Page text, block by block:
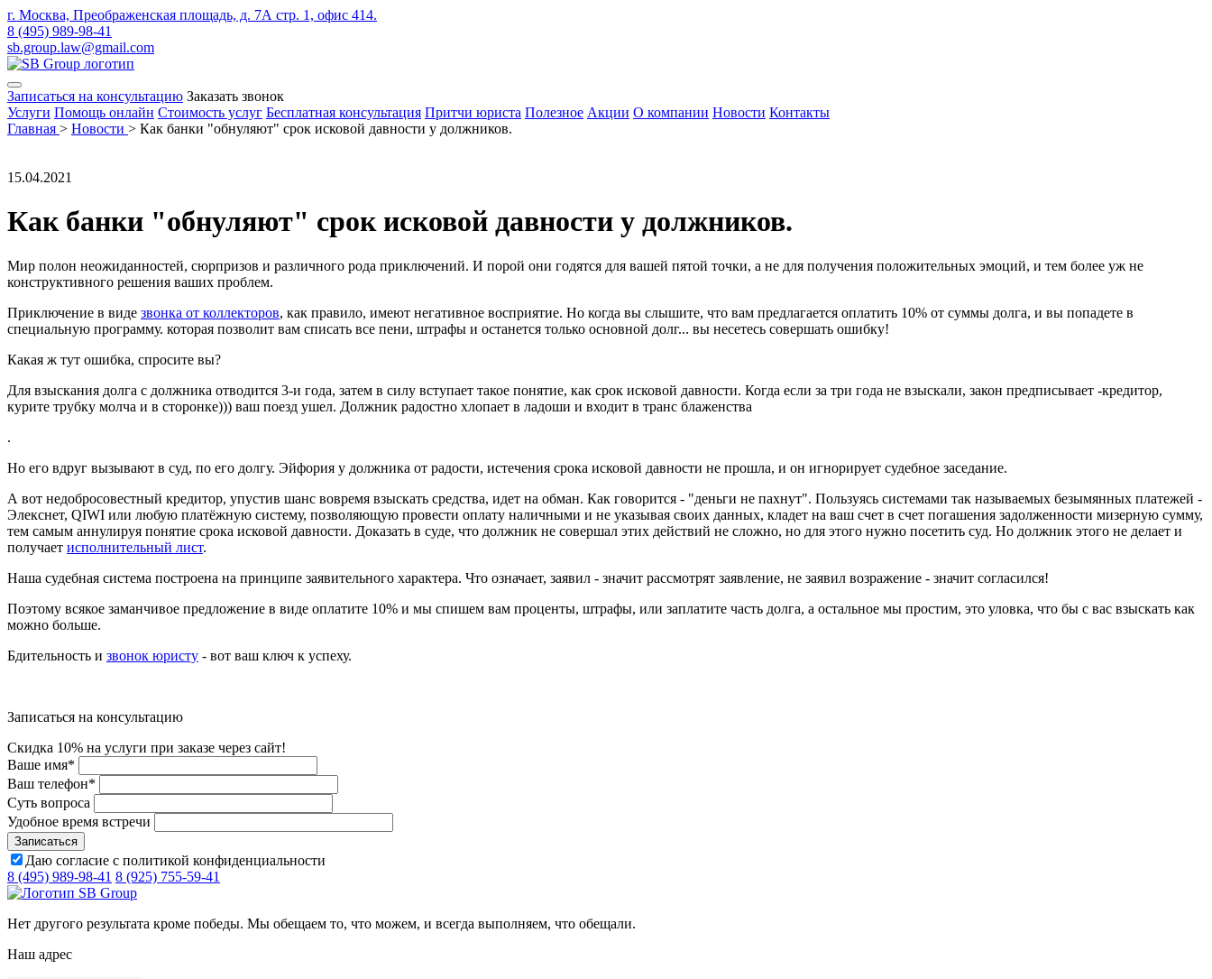
г. Москва, Преображенская площадь, д. 7А стр. 1, офис 414.
8 (495) 989-98-41
sb.group.law@gmail.com
Записаться на консультацию Заказать звонок
Услуги Помощь онлайн Стоимость услуг Бесплатная консультация Притчи юриста Полезное Акции О компании Новости Контакты
Главная > Новости > Как банки "обнуляют" срок исковой давности у должников.
15.04.2021
Как банки "обнуляют" срок исковой давности у должников.
Мир полон неожиданностей, сюрпризов и различного рода приключений. И порой они годятся для вашей пятой точки, а не для получения положительных эмоций, и тем более уж не
конструктивного решения ваших проблем.
Приключение в виде звонка от коллекторов, как правило, имеют негативное восприятие. Но когда вы слышите, что вам предлагается оплатить 10% от суммы долга, и вы попадете в
специальную программу. которая позволит вам списать все пени, штрафы и останется только основной долг... вы несетесь совершать ошибку!
Какая ж тут ошибка, спросите вы?
Для взыскания долга с должника отводится 3-и года, затем в силу вступает такое понятие, как срок исковой давности. Когда если за три года не взыскали, закон предписывает -кредитор,
курите трубку молча и в сторонке))) ваш поезд ушел. Должник радостно хлопает в ладоши и входит в транс блаженства
.
Но его вдруг вызывают в суд, по его долгу. Эйфория у должника от радости, истечения срока исковой давности не прошла, и он игнорирует судебное заседание.
А вот недобросовестный кредитор, упустив шанс вовремя взыскать средства, идет на обман. Как говорится - "деньги не пахнут". Пользуясь системами так называемых безымянных платежей -
Элекснет, QIWI или любую платёжную систему, позволяющую провести оплату наличными и не указывая своих данных, кладет на ваш счет в счет погашения задолженности мизерную сумму,
тем самым аннулируя понятие срока исковой давности. Доказать в суде, что должник не совершал этих действий не сложно, но для этого нужно посетить суд. Но должник этого не делает и
получает исполнительный лист.
Наша судебная система построена на принципе заявительного характера. Что означает, заявил - значит рассмотрят заявление, не заявил возражение - значит согласился!
Поэтому всякое заманчивое предложение в виде оплатите 10% и мы спишем вам проценты, штрафы, или заплатите часть долга, а остальное мы простим, это уловка, что бы с вас взыскать как
можно больше.
Бдительность и звонок юристу - вот ваш ключ к успеху.
Записаться на консультацию
Скидка 10% на услуги при заказе через сайт!
Ваше имя*
Ваш телефон*
Суть вопроса
Удобное время встречи
Даю согласие с политикой конфиденциальности
8 (495) 989-98-41 8 (925) 755-59-41
Нет другого результата кроме победы. Мы обещаем то, что можем, и всегда выполняем, что обещали.
Наш адрес